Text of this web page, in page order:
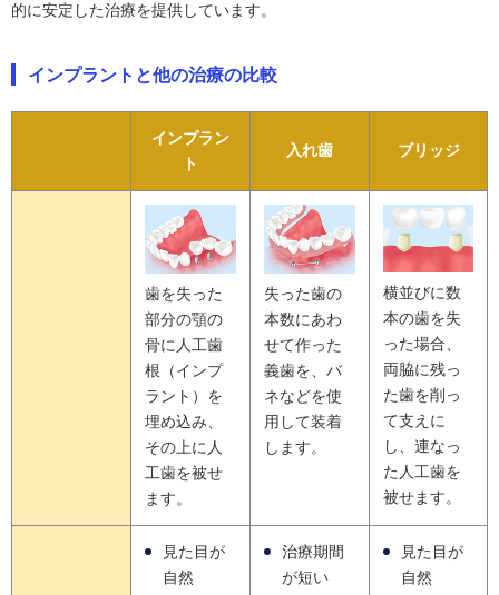
的に安定した治療を提供しています。
インプラントと他の治療の比較
インプラン
ト
入れ歯 ブリッジ
歯を失った
部分の顎の
骨に人工歯
根（インプ
ラント）を
埋め込み、
その上に人
工歯を被せ
ます。
失った歯の
本数にあわ
せて作った
義歯を、バ
ネなどを使
用して装着
します。
横並びに数
本の歯を失
った場合、
両脇に残っ
た歯を削っ
て支えに
し、連なっ
た人工歯を
被せます。
見た目が
自然
治療期間
が短い
見た目が
自然